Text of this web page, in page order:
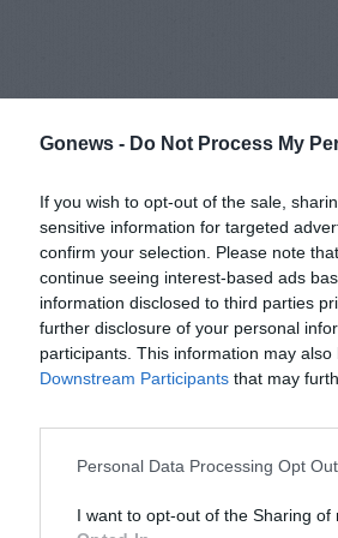
Gonews - Do Not Process My
If you wish to opt-out of the sale,
sensitive information for targeted
confirm your selection. Please note
continue seeing interest-based ads
information disclosed to third parties
further disclosure of your personal
participants. This information may
Downstream Participants that may
Personal Data Processing Opt
I want to opt-out of the Sharing of